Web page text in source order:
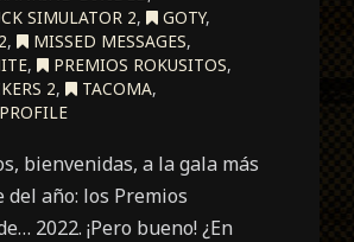
SIMULATOR 2, GOTY,
, MISSED MESSAGES,
, PREMIOS ROKUSITOS,
2, TACOMA,
bienvenidas, a la gala más
año: los Premios
2022. ¡Pero bueno! ¿En